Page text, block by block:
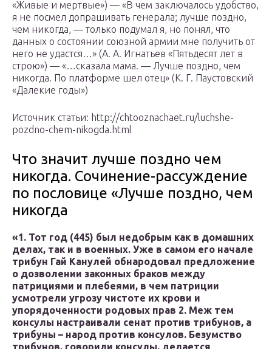
«Живые и мертвые») — «В чем заключалось удобство,
я не посмел допрашивать генерала; лучше поздно,
чем никогда, ― только подумал я, но понял, что
данных о состоянии союзной армии мне получить от
него не удастся…» (А. А. Игнатьев «Пятьдесят лет в
строю») — «…сказала мама. ― Лучше поздно, чем
никогда. По платформе шел отец» (К. Г. Паустовский
«Далекие годы»)
Источник статьи: http://chtooznachaet.ru/luchshe-
pozdno-chem-nikogda.html
Что значит лучше поздно чем
никогда. Сочинение-рассуждение
по пословице «Лучше поздно, чем
никогда
«1. Тот год (445) был недобрым как в домашних
делах, так и в военных. Уже в самом его начале
трибун Гай Канулей обнародовал предложение
о дозволении законных браков между
патрициями и плебеями, в чем патриции
усмотрели угрозу чистоте их крови и
упорядоченности родовых прав 2. Меж тем
консулы настраивали сенат против трибунов, а
трибуны – народ против консулов. Безумство
трибунов, говорили консулы, делается